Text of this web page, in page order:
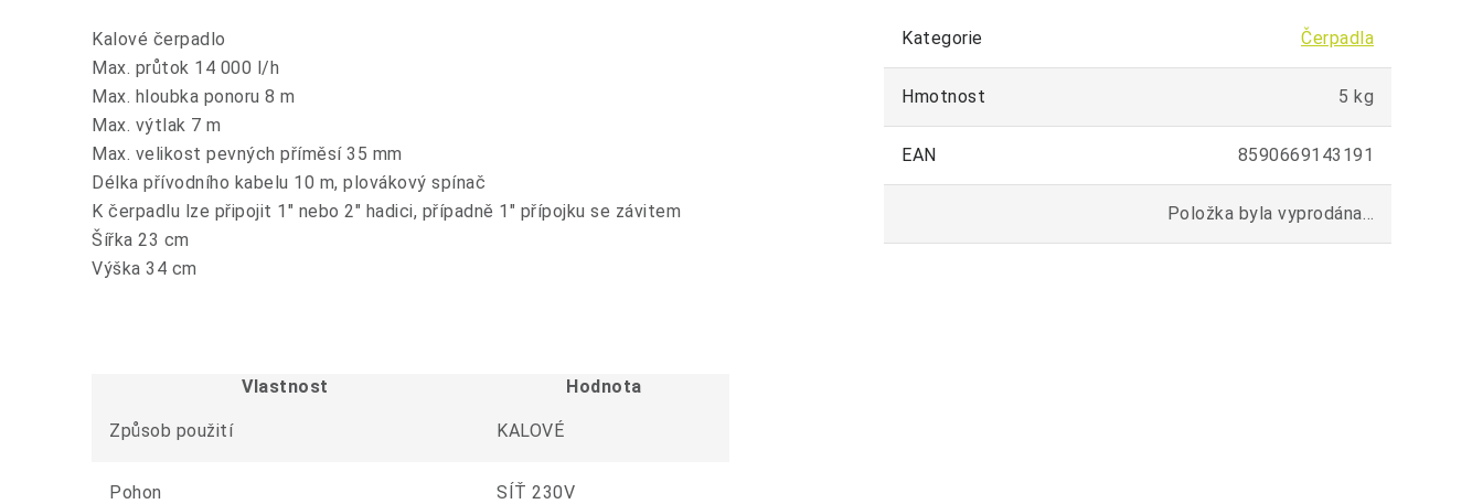
Kalové čerpadlo
Max. průtok 14 000 l/h
Max. hloubka ponoru 8 m
Max. výtlak 7 m
Max. velikost pevných příměsí 35 mm
Délka přívodního kabelu 10 m, plovákový spínač
K čerpadlu lze připojit 1" nebo 2" hadici, případně 1" přípojku se závitem
Šířka 23 cm
Výška 34 cm
Vlastnost Hodnota
Způsob použití KALOVÉ
Pohon SÍŤ 230V
Kategorie Čerpadla
Hmotnost 5 kg
EAN 8590669143191
Položka byla vyprodána…